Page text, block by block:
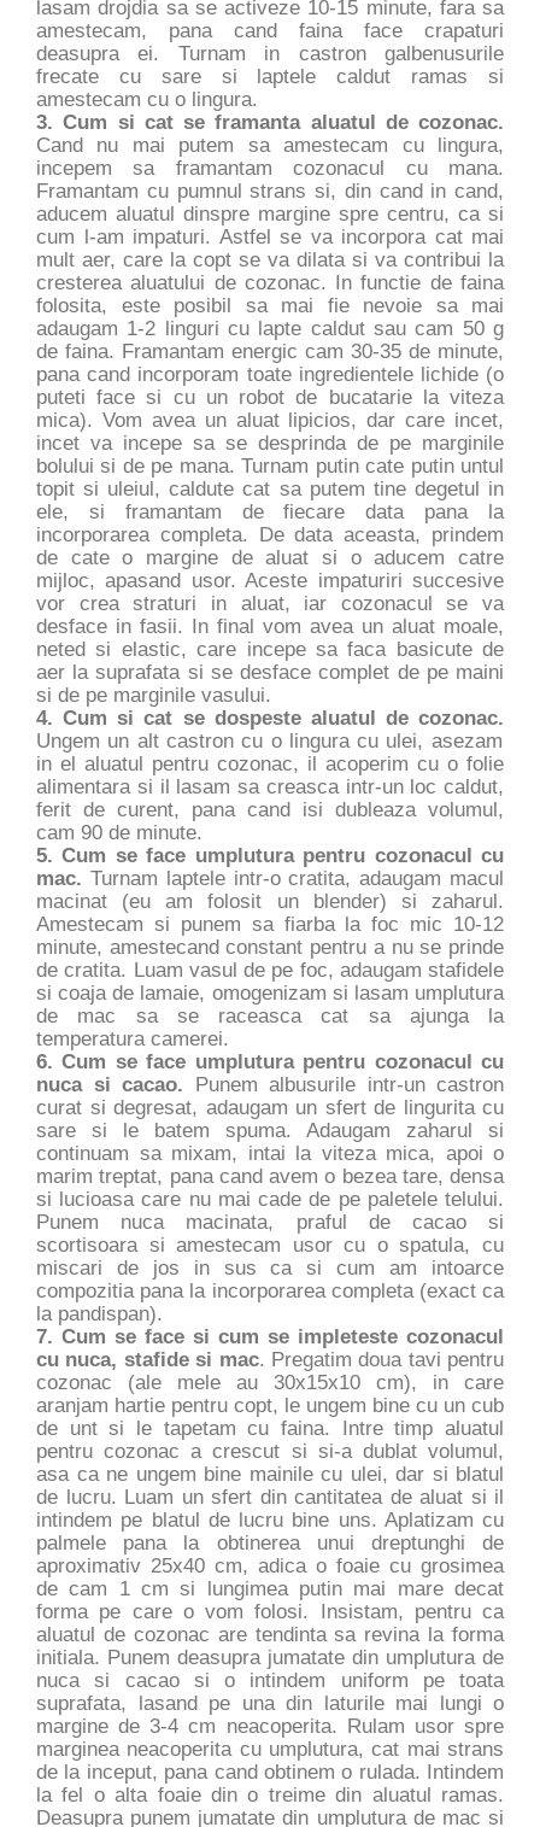
lasam drojdia sa se activeze 10-15 minute, fara sa
amestecam, pana cand faina face crapaturi
deasupra ei. Turnam in castron galbenusurile
frecate cu sare si laptele caldut ramas si
amestecam cu o lingura.
3. Cum si cat se framanta aluatul de cozonac.
Cand nu mai putem sa amestecam cu lingura,
incepem sa framantam cozonacul cu mana.
Framantam cu pumnul strans si, din cand in cand,
aducem aluatul dinspre margine spre centru, ca si
cum l-am impaturi. Astfel se va incorpora cat mai
mult aer, care la copt se va dilata si va contribui la
cresterea aluatului de cozonac. In functie de faina
folosita, este posibil sa mai fie nevoie sa mai
adaugam 1-2 linguri cu lapte caldut sau cam 50 g
de faina. Framantam energic cam 30-35 de minute,
pana cand incorporam toate ingredientele lichide (o
puteti face si cu un robot de bucatarie la viteza
mica). Vom avea un aluat lipicios, dar care incet,
incet va incepe sa se desprinda de pe marginile
bolului si de pe mana. Turnam putin cate putin untul
topit si uleiul, caldute cat sa putem tine degetul in
ele, si framantam de fiecare data pana la
incorporarea completa. De data aceasta, prindem
de cate o margine de aluat si o aducem catre
mijloc, apasand usor. Aceste impaturiri succesive
vor crea straturi in aluat, iar cozonacul se va
desface in fasii. In final vom avea un aluat moale,
neted si elastic, care incepe sa faca basicute de
aer la suprafata si se desface complet de pe maini
si de pe marginile vasului.
4. Cum si cat se dospeste aluatul de cozonac.
Ungem un alt castron cu o lingura cu ulei, asezam
in el aluatul pentru cozonac, il acoperim cu o folie
alimentara si il lasam sa creasca intr-un loc caldut,
ferit de curent, pana cand isi dubleaza volumul,
cam 90 de minute.
5. Cum se face umplutura pentru cozonacul cu
mac. Turnam laptele intr-o cratita, adaugam macul
macinat (eu am folosit un blender) si zaharul.
Amestecam si punem sa fiarba la foc mic 10-12
minute, amestecand constant pentru a nu se prinde
de cratita. Luam vasul de pe foc, adaugam stafidele
si coaja de lamaie, omogenizam si lasam umplutura
de mac sa se raceasca cat sa ajunga la
temperatura camerei.
6. Cum se face umplutura pentru cozonacul cu
nuca si cacao.
Punem albusurile intr-un castron
curat si degresat, adaugam un sfert de lingurita cu
sare si le batem spuma. Adaugam zaharul si
continuam sa mixam, intai la viteza mica, apoi o
marim treptat, pana cand avem o bezea tare, densa
si lucioasa care nu mai cade de pe paletele telului.
Punem nuca macinata, praful de cacao si
scortisoara si amestecam usor cu o spatula, cu
miscari de jos in sus ca si cum am intoarce
compozitia pana la incorporarea completa (exact ca
la pandispan).
7. Cum se face si cum se impleteste cozonacul
cu nuca, stafide si mac. Pregatim doua tavi pentru
cozonac (ale mele au 30x15x10 cm), in care
aranjam hartie pentru copt, le ungem bine cu un cub
de unt si le tapetam cu faina. Intre timp aluatul
pentru cozonac a crescut si si-a dublat volumul,
asa ca ne ungem bine mainile cu ulei, dar si blatul
de lucru. Luam un sfert din cantitatea de aluat si il
intindem pe blatul de lucru bine uns. Aplatizam cu
palmele pana la obtinerea unui dreptunghi de
aproximativ 25x40 cm, adica o foaie cu grosimea
de cam 1 cm si lungimea putin mai mare decat
forma pe care o vom folosi. Insistam, pentru ca
aluatul de cozonac are tendinta sa revina la forma
initiala. Punem deasupra jumatate din umplutura de
nuca si cacao si o intindem uniform pe toata
suprafata, lasand pe una din laturile mai lungi o
margine de 3-4 cm neacoperita. Rulam usor spre
marginea neacoperita cu umplutura, cat mai strans
de la inceput, pana cand obtinem o rulada. Intindem
la fel o alta foaie din o treime din aluatul ramas.
Deasupra punem jumatate din umplutura de mac si